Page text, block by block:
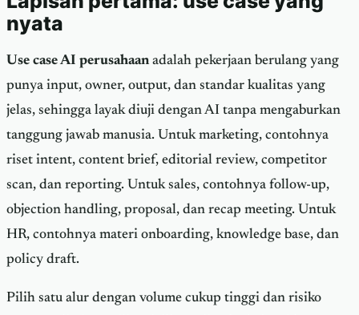
nyata
Use case AI perusahaan adalah pekerjaan berulang yang
punya input, owner, output, dan standar kualitas yang
jelas, sehingga layak diuji dengan AI tanpa mengaburkan
tanggung jawab manusia. Untuk marketing, contohnya
riset intent, content brief, editorial review, competitor
scan, dan reporting. Untuk sales, contohnya follow-up,
objection handling, proposal, dan recap meeting. Untuk
HR, contohnya materi onboarding, knowledge base, dan
policy draft.
Pilih satu alur dengan volume cukup tinggi dan risiko